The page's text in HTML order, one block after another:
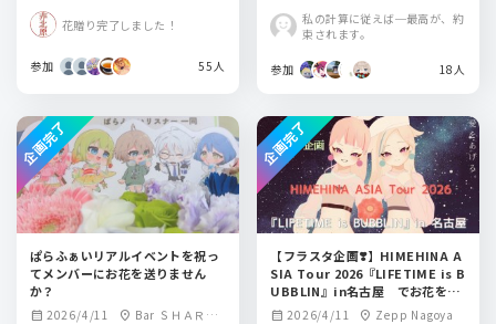
花贈り完了しました！
参加 55人
ール
私の計算に従えば─最高が、約
束されます。
参加 18人
ぱらふぁいリアルイベントを祝っ
てメンバーにお花を送りません
か？
calendar_month 2026/4/11 location_on Bar ＳＨＡＲＥ
企画完了
【フラスタ企画❣️】HIMEHINA A
SIA Tour 2026『LIFETIME is B
UBBLIN』in名古屋 でお花を贈
りませんか？
calendar_month 2026/4/11 location_on Zepp Nagoya
企画完了